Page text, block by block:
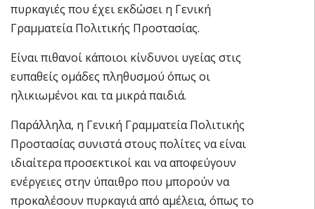
πυρκαγιές που έχει εκδώσει η Γενική
Γραμματεία Πολιτικής Προστασίας.
Είναι πιθανοί κάποιοι κίνδυνοι υγείας στις
ευπαθείς ομάδες πληθυσμού όπως οι
ηλικιωμένοι και τα μικρά παιδιά.
Παράλληλα, η Γενική Γραμματεία Πολιτικής
Προστασίας συνιστά στους πολίτες να είναι
ιδιαίτερα προσεκτικοί και να αποφεύγουν
ενέργειες στην ύπαιθρο που μπορούν να
προκαλέσουν πυρκαγιά από αμέλεια, όπως το